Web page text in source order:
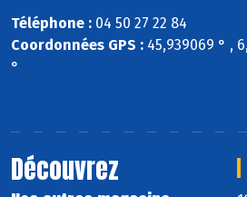
Téléphone : 04 50 27 22 84
Coordonnées GPS : 45,939069 ° ,
°
Découvrez